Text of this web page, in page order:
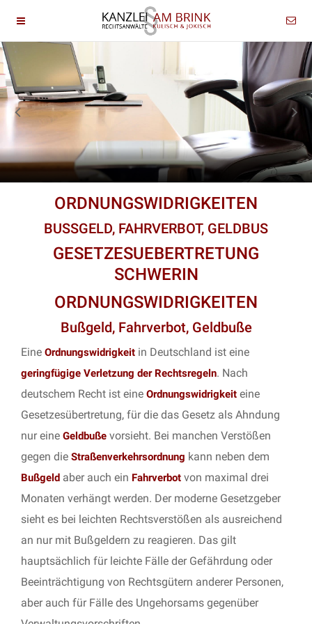
ORDNUNGSWIDRIGKEITEN
BUSSGELD, FAHRVERBOT, GELDBUS
GESETZESUEBERTRETUNG
SCHWERIN
ORDNUNGSWIDRIGKEITEN
Bußgeld, Fahrverbot, Geldbuße
Eine Ordnungswidrigkeit in Deutschland ist eine
geringfügige Verletzung der Rechtsregeln. Nach
deutschem Recht ist eine Ordnungswidrigkeit eine
Gesetzesübertretung, für die das Gesetz als Ahndung
nur eine Geldbuße vorsieht. Bei manchen Verstößen
gegen die Straßenverkehrsordnung kann neben dem
Bußgeld aber auch ein Fahrverbot von maximal drei
Monaten verhängt werden. Der moderne Gesetzgeber
sieht es bei leichten Rechtsverstößen als ausreichend
an nur mit Bußgeldern zu reagieren. Das gilt
hauptsächlich für leichte Fälle der Gefährdung oder
Beeinträchtigung von Rechtsgütern anderer Personen,
aber auch für Fälle des Ungehorsams gegenüber